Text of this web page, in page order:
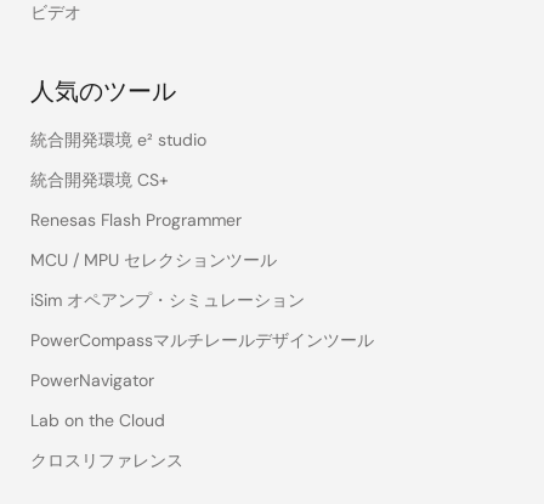
ビデオ
人気のツール
統合開発環境 e² studio
統合開発環境 CS+
Renesas Flash Programmer
MCU / MPU セレクションツール
iSim オペアンプ・シミュレーション
PowerCompassマルチレールデザインツール
PowerNavigator
Lab on the Cloud
クロスリファレンス